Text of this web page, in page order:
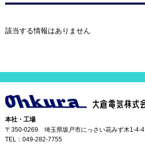
該当する情報はありません
本社・工場
〒350-0269 埼玉県坂戸市にっさい花みず木1-4-4
TEL： 049-282-7755